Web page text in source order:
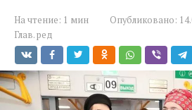
На чтение: 1 мин Опубликовано:
Глав. ред